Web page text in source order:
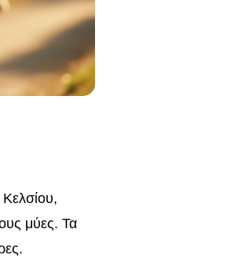
μύες. Τα